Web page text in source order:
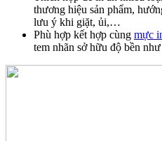
thương hiệu sản phẩm,
lưu ý khi giặt, ủi,…
Phù hợp kết hợp cùng mực
tem nhãn sở hữu độ bền